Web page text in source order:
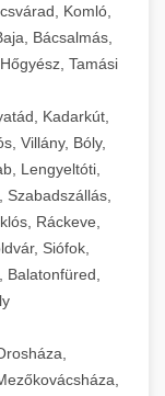
Komló,
Bácsalmás,
Tamási
Kadarkút,
Villány, Bóly,
Lengyeltóti,
Ráckeve,
Siófok,